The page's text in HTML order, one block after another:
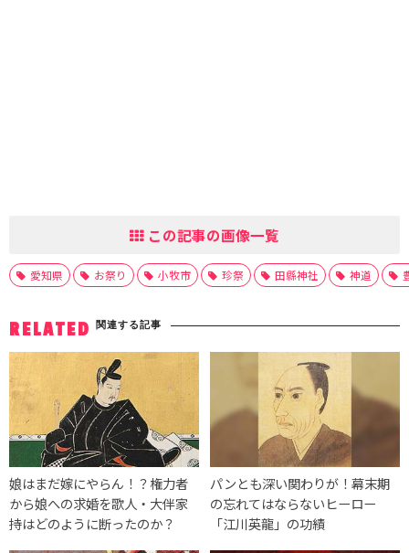
この記事の画像一覧
愛知県 お祭り 小牧市 珍祭 田縣神社 神道
RELATED 関連する記事
娘はまだ嫁にやらん！？権力者
から娘への求婚を歌人・大伴家
持はどのように断ったのか？
パンとも深い関わりが！幕末期
の忘れてはならないヒーロー
「江川英龍」の功績